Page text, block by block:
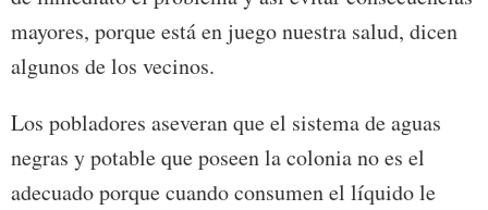
mayores, porque está en juego nuestra salud, dicen
algunos de los vecinos.
Los pobladores aseveran que el sistema de aguas
negras y potable que poseen la colonia no es el
adecuado porque cuando consumen el líquido le